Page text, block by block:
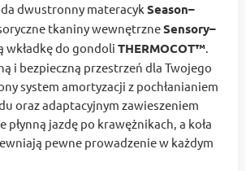
dwustronny materacyk Season–
tkaniny wewnętrzneSensory–
wkładkę do gondoli THERMOCOT™.
i bezpieczną przestrzeń dla Twojego
system amortyzacji z pochłanianiem
oraz adaptacyjnym zawieszeniem
jazdę po krawężnikach, a koła
pewne prowadzenie w każdym